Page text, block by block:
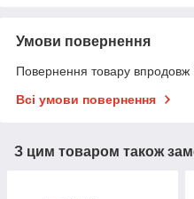
Умови повернення
Повернення товару впродовж
Всі умови повернення
З цим товаром також